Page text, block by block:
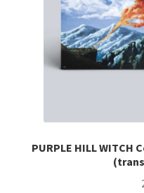
PURPLE HILL WITCH